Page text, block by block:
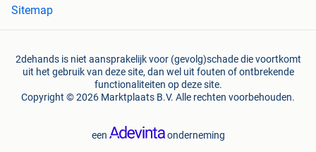
Sitemap
2dehands is niet aansprakelijk voor (gevolg)schade die voortkomt
uit het gebruik van deze site, dan wel uit fouten of ontbrekende
functionaliteiten op deze site.
Copyright © 2026 Marktplaats B.V. Alle rechten voorbehouden.
een onderneming